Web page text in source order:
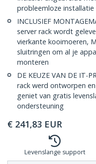
probleemloze installatie
INCLUSIEF
server rack wordt
vierkante kooimoeren,
sluitringen om al je
monteren
DE KEUZE VAN DE IT-
rack werd ontworpen
geniet van gratis
ondersteuning
€ 241,83 EUR
Levenslange support